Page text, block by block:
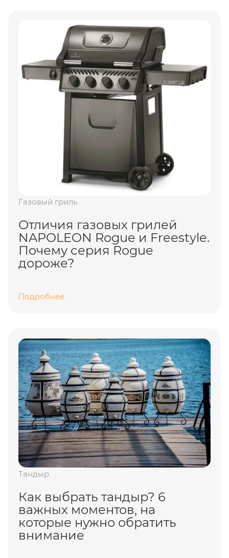
Газовый гриль
Отличия газовых грилей
NAPOLEON Rogue и Freestyle.
Почему серия Rogue
дороже?
Подробнее
Тандыр
Как выбрать тандыр? 6
важных моментов, на
которые нужно обратить
внимание